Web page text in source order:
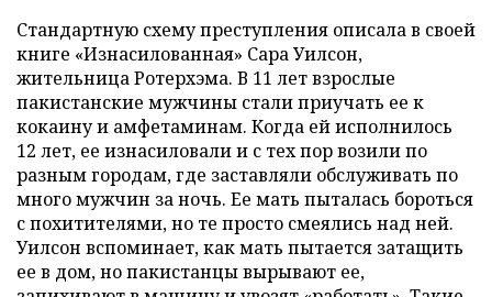
Стандартную схему преступления описала в своей
книге «Изнасилованная» Сара Уилсон,
жительница Ротерхэма. В 11 лет взрослые
пакистанские мужчины стали приучать ее к
кокаину и амфетаминам. Когда ей исполнилось
12 лет, ее изнасиловали и с тех пор возили по
разным городам, где заставляли обслуживать по
много мужчин за ночь. Ее мать пыталась бороться
с похитителями, но те просто смеялись над ней.
Уилсон вспоминает, как мать пытается затащить
ее в дом, но пакистанцы вырывают ее,